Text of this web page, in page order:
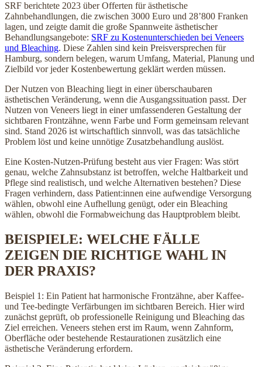
SRF berichtete 2023 über Offerten für ästhetische
Zahnbehandlungen, die zwischen 3000 Euro und 28’800 Franken
lagen, und zeigte damit die große Spannweite ästhetischer
Behandlungsangebote: SRF zu Kostenunterschieden bei Veneers
und Bleaching. Diese Zahlen sind kein Preisversprechen für
Hamburg, sondern belegen, warum Umfang, Material, Planung und
Zielbild vor jeder Kostenbewertung geklärt werden müssen.
Der Nutzen von Bleaching liegt in einer überschaubaren
ästhetischen Veränderung, wenn die Ausgangssituation passt. Der
Nutzen von Veneers liegt in einer umfassenderen Gestaltung der
sichtbaren Frontzähne, wenn Farbe und Form gemeinsam relevant
sind. Stand 2026 ist wirtschaftlich sinnvoll, was das tatsächliche
Problem löst und keine unnötige Zusatzbehandlung auslöst.
Eine Kosten-Nutzen-Prüfung besteht aus vier Fragen: Was stört
genau, welche Zahnsubstanz ist betroffen, welche Haltbarkeit und
Pflege sind realistisch, und welche Alternativen bestehen? Diese
Fragen verhindern, dass Patient:innen eine aufwendige Versorgung
wählen, obwohl eine Aufhellung genügt, oder ein Bleaching
wählen, obwohl die Formabweichung das Hauptproblem bleibt.
BEISPIELE: WELCHE FÄLLE
ZEIGEN DIE RICHTIGE WAHL IN
DER PRAXIS?
Beispiel 1: Ein Patient hat harmonische Frontzähne, aber Kaffee-
und Tee-bedingte Verfärbungen im sichtbaren Bereich. Hier wird
zunächst geprüft, ob professionelle Reinigung und Bleaching das
Ziel erreichen. Veneers stehen erst im Raum, wenn Zahnform,
Oberfläche oder bestehende Restaurationen zusätzlich eine
ästhetische Veränderung erfordern.